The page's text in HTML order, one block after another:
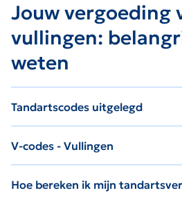
Jouw vergoeding
vullingen:
weten
Tandartscodes uitgelegd
V-codes - Vullingen
Hoe bereken ik mijn